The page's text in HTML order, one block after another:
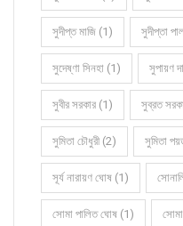
সুদীপ্ত মাজি (1) সুদীপ্তা
সুদেষ্ণা সিনহা (1) সুপায়ণ
সুবীর সরকার (1) সুব্রত
সুমিতা চৌধুরী (2) সুমিতা
সূর্য নারায়ণ ঘোষ (1)
সোমা পালিত ঘোষ (1)